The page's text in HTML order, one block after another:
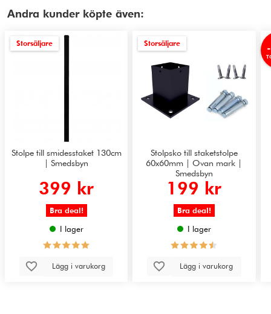
Andra kunder köpte även:
Storsäljare
Stolpe till smidesstaket 130cm
| Smedsbyn
399 kr
Bra deal!
I lager
Lägg i varukorg
Storsäljare
Stolpsko till staketstolpe
60x60mm | Ovan mark |
Smedsbyn
199 kr
Bra deal!
I lager
Lägg i varukorg